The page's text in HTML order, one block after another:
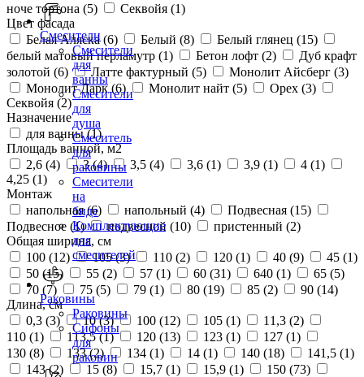
Смесители
Смесители
для
ванны
Смесители
для
душа
Смеситель
для
раковины
Смесители
на
биде
Комплектующие
для
смесителей
Раковины
Раковины
Сифоны
для
раковин
ноче тортона (5) Секвойя (1)
Цвет фасада
Белая Аляска (6) Белый (8) Белый глянец (15)
белый матовый перламутр (1) Бетон лофт (2)
Дуб крафт
золотой (6) Латте фактурный (5) Монолит Айсберг (3)
Монолит Дарк (6) Монолит найт (5) Орех (3)
Секвойя (2)
Назначение
для ванны (1)
Площадь ванной, м2
2,6 (4) 3 (4) 3,5 (4) 3,6 (1) 3,9 (1) 4 (1)
4,25 (1)
Монтаж
напольная (6) напольный (4) Подвесная (15)
Подвесное (1) подвесной (10) пристенный (2)
Общая ширина, см
100 (12) 105 (3) 110 (2) 120 (1) 40 (9) 45 (1)
50 (15) 55 (2) 57 (1) 60 (31) 640 (1) 65 (5)
70 (7) 75 (5) 79 (1) 80 (19) 85 (2) 90 (14)
Длина, см
0,3 (3) 10 (3) 100 (12) 105 (1) 11,3 (2)
110 (1) 113,5 (1) 120 (13) 123 (1) 127 (1)
130 (8) 133 (2) 134 (1) 14 (1) 140 (18) 141,5 (1)
143 (2) 15 (8) 15,7 (1) 15,9 (1) 150 (73)